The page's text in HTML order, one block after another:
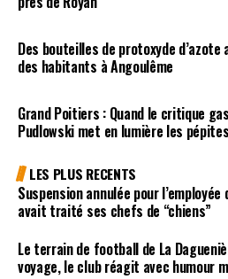
Des bouteilles de protoxyde
des habitants à Angoulême
Grand Poitiers : Quand le critique
Pudlowski met en lumière les
LES PLUS RECENTS
Suspension annulée pour
avait traité ses chefs de “chiens”
Le terrain de football de La
voyage, le club réagit avec humour